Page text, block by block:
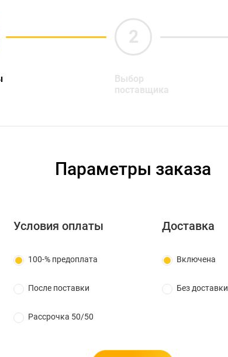
Выбор
поставщика
Параметры заказа
Условия оплаты
100-% предоплата
После поставки
Рассрочка 50/50
Доставка
Включена
Без доставки